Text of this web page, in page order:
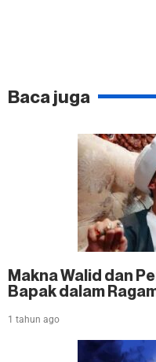
Baca juga
Makna Walid dan
Bapak dalam
1 tahun ago